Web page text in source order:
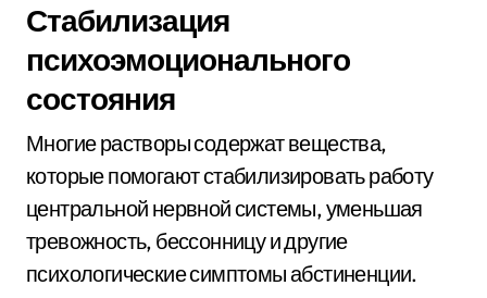
Стабилизация
психоэмоционального
состояния
Многие растворы содержат вещества,
которые помогают стабилизировать работу
центральной нервной системы, уменьшая
тревожность, бессонницу и другие
психологические симптомы абстиненции.